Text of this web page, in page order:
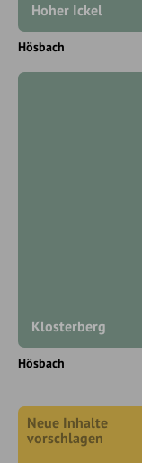
Hoher Ickel
Hösbach
Klosterberg
Hösbach
Neue Inhalte
vorschlagen